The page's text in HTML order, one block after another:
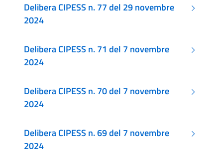
Delibera CIPESS n. 77 del 29 novembre
2024
Delibera CIPESS n. 71 del 7 novembre
2024
Delibera CIPESS n. 70 del 7 novembre
2024
Delibera CIPESS n. 69 del 7 novembre
2024